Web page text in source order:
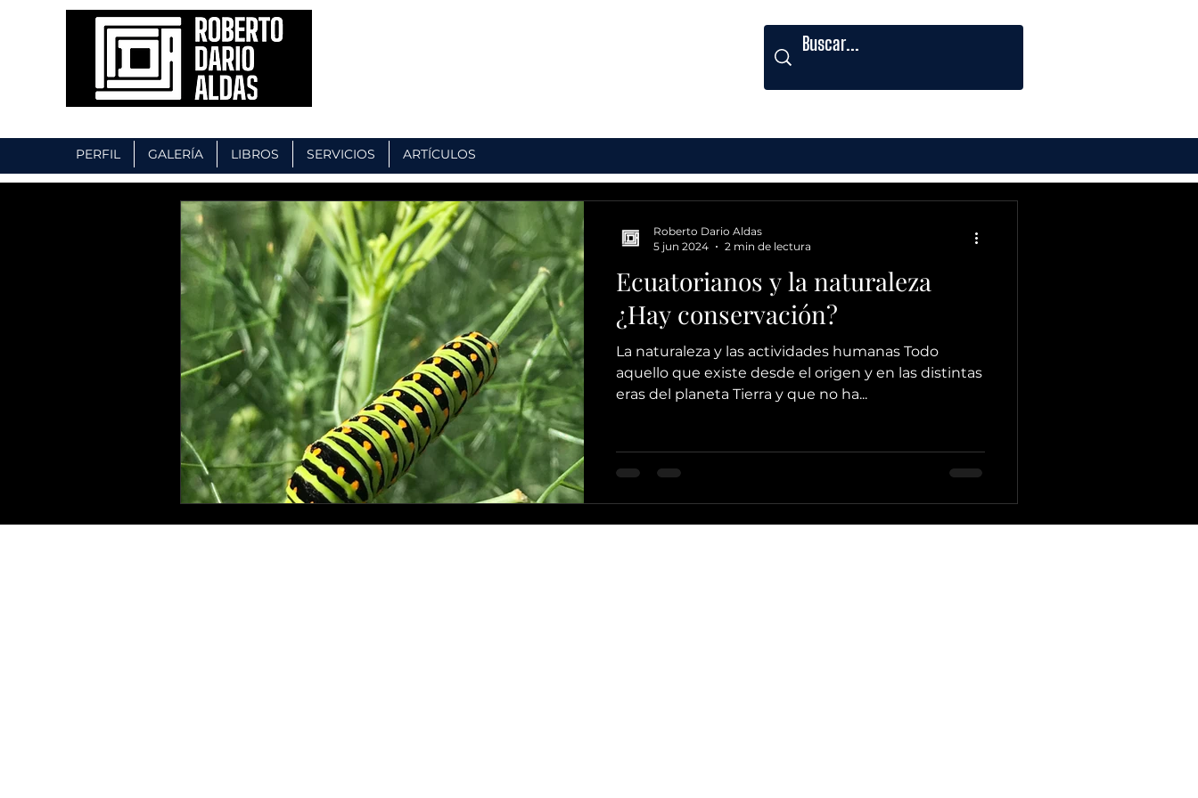
PERFIL GALERÍA LIBROS SERVICIOS ARTÍCULOS
Ecuatorianos y la naturaleza
¿Hay conservación?
La naturaleza y las actividades humanas Todo
aquello que existe desde el origen y en las distintas
eras del planeta Tierra y que no ha...
Roberto Dario Aldas
5 jun 2024
2 min de lectura